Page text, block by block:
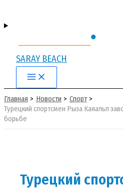
SARAY BEACH
Main
Menu
Главная Новости
Спорт
Турецкий спортсмен Рыза Каяальп
борьбе
Турецкий